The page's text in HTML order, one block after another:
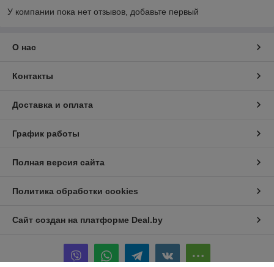
У компании пока нет отзывов, добавьте первый
О нас
Контакты
Доставка и оплата
График работы
Полная версия сайта
Политика обработки cookies
Сайт создан на платформе Deal.by